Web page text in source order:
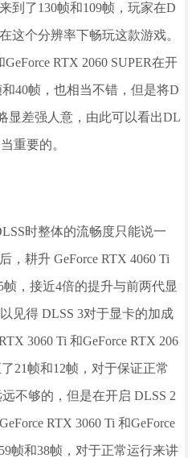
到了130帧和109帧，玩家在D
这个分辨率下畅玩这款游戏。
RTX 2060 SUPER在开
40帧，也相当不错，但是将D
显差强人意，由此可以看出DL
重要的。
时整体的流畅度只能说一
，耕升 GeForce RTX 4060 Ti
，接近4倍的提升与前两代显
见得 DLSS 3对于显卡的加成
3060 Ti 和GeForce RTX 206
21帧和12帧，对于保证正常
不够的，但是在开启 DLSS 2
RTX 3060 Ti 和GeForce
帧和38帧，对于正常运行来讲